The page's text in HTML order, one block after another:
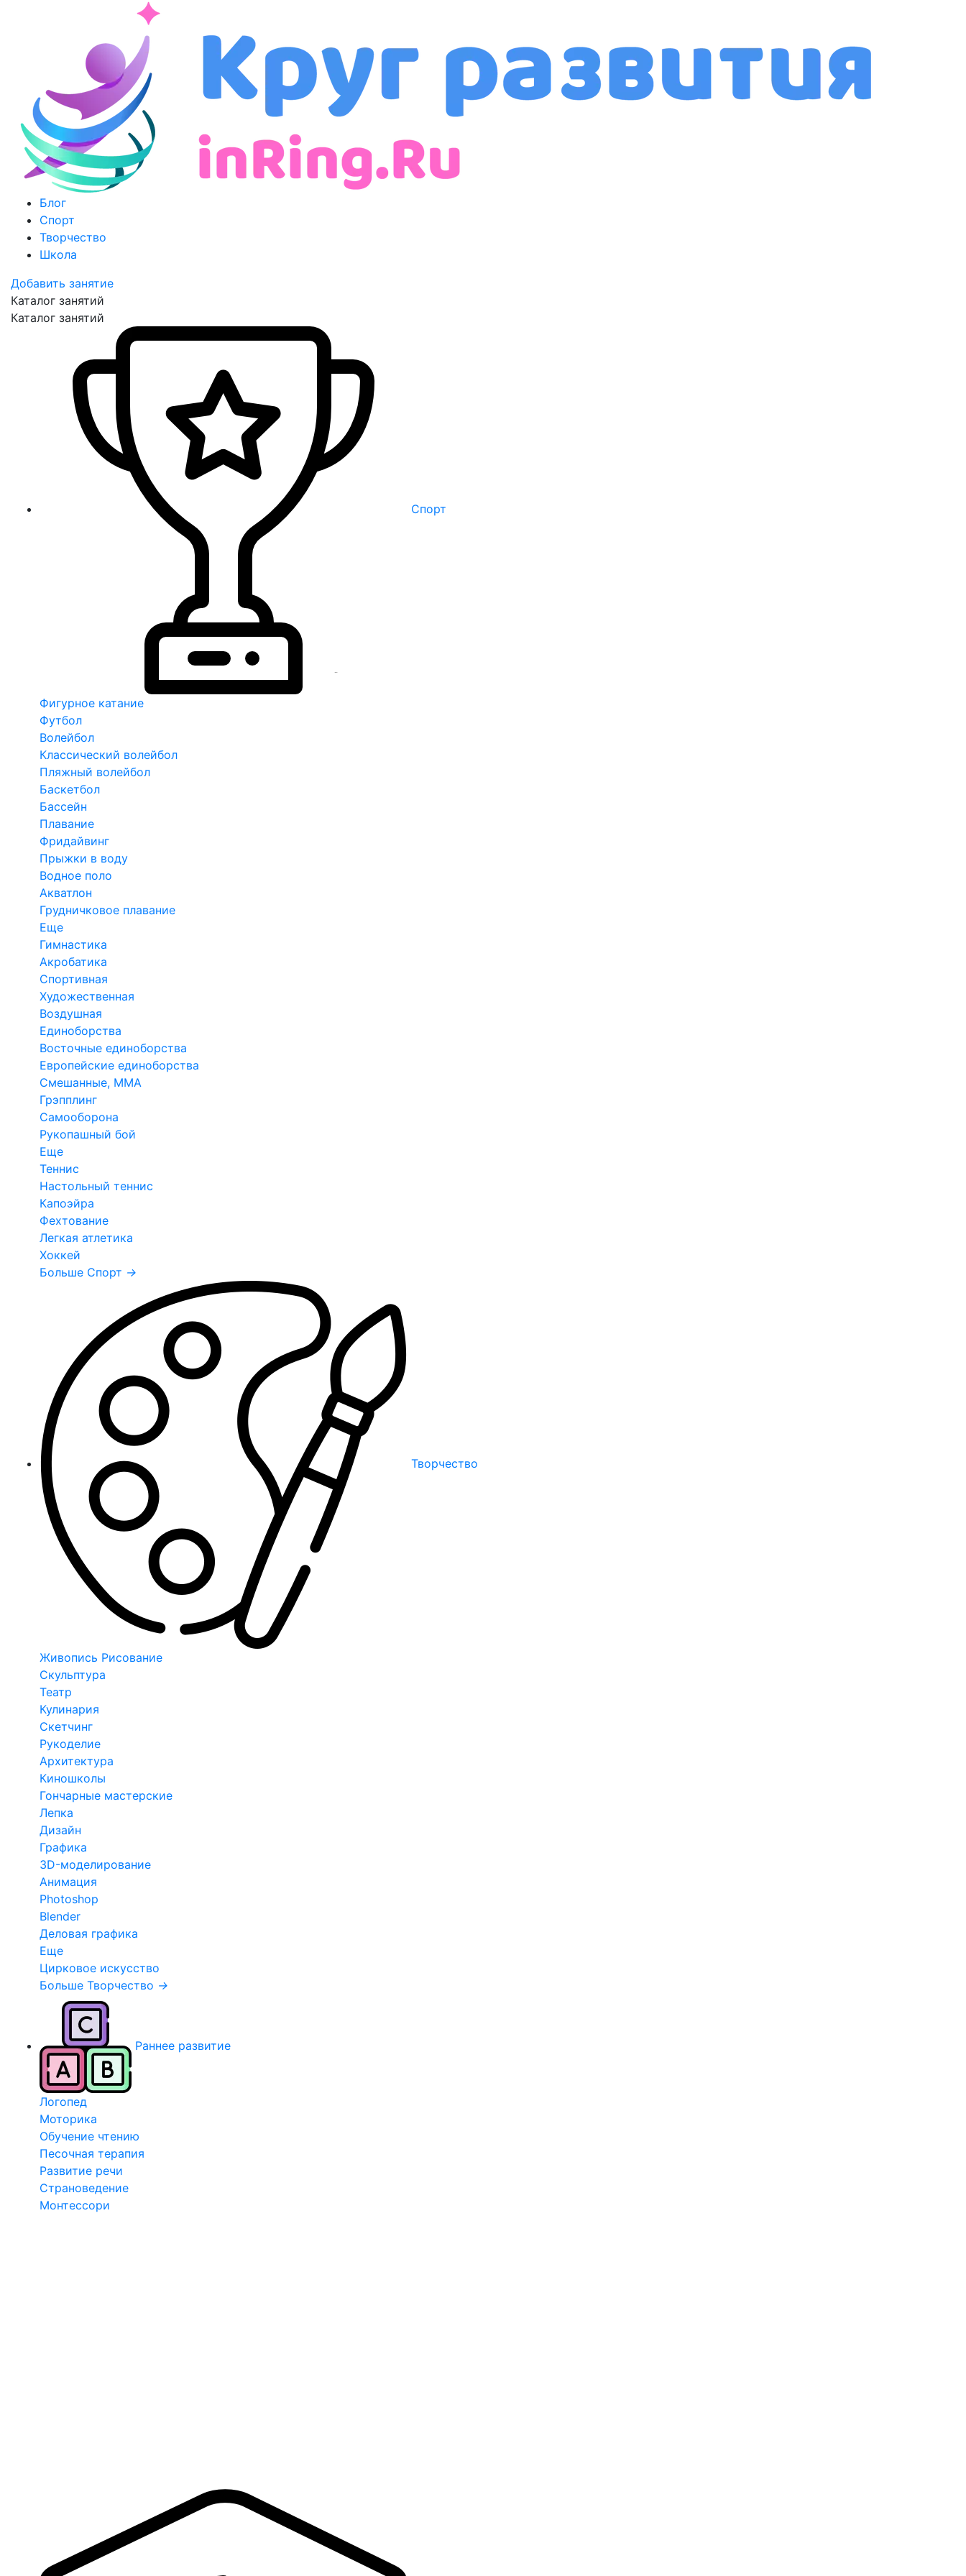
Блог
Спорт
Творчество
Школа
Добавить занятие
Каталог занятий
Каталог занятий
Спорт
Фигурное катание
Футбол
Волейбол
Классический волейбол
Пляжный волейбол
Баскетбол
Бассейн
Плавание
Фридайвинг
Прыжки в воду
Водное поло
Акватлон
Грудничковое плавание
Еще
Гимнастика
Акробатика
Спортивная
Художественная
Воздушная
Единоборства
Восточные единоборства
Европейские единоборства
Смешанные, ММА
Грэпплинг
Самооборона
Рукопашный бой
Еще
Теннис
Настольный теннис
Капоэйра
Фехтование
Легкая атлетика
Хоккей
Больше Спорт →
Творчество
Живопись Рисование
Скульптура
Театр
Кулинария
Скетчинг
Рукоделие
Архитектура
Киношколы
Гончарные мастерские
Лепка
Дизайн
Графика
3D-моделирование
Анимация
Photoshop
Blender
Деловая графика
Еще
Цирковое искусство
Больше Творчество →
Раннее развитие
Логопед
Моторика
Обучение чтению
Песочная терапия
Развитие речи
Страноведение
Монтессори